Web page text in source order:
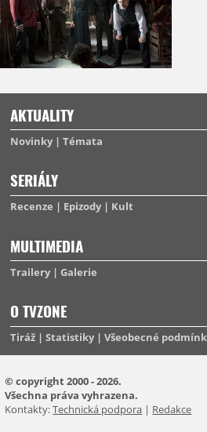
AKTUALITY
Novinky Témata
SERIÁLY
Recenze Epizody Kult
MULTIMEDIA
Trailery Galerie
O TVZONE
Tiráž Statistiky Všeobecné
© copyright 2000 - 2026.
Všechna práva vyhrazena.
Kontakty:Technická podpora | Redakce